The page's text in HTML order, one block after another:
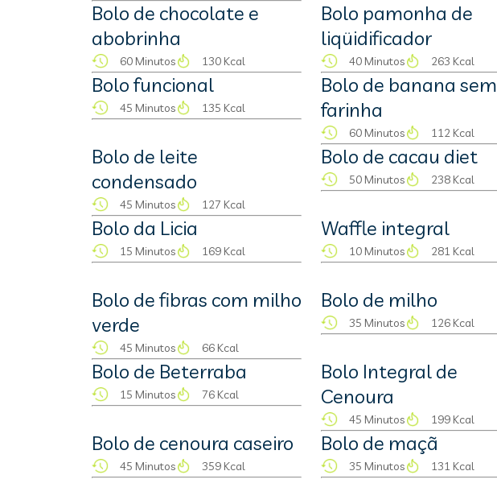
Bolo de chocolate e
abobrinha
60 Minutos 130 Kcal
Bolo pamonha de
liqüidificador
40 Minutos 263 Kcal
Bolo funcional
45 Minutos 135 Kcal
Bolo de banana sem
farinha
60 Minutos 112 Kcal
Bolo de leite
condensado
45 Minutos 127 Kcal
Bolo de cacau diet
50 Minutos 238 Kcal
Bolo da Licia
15 Minutos 169 Kcal
Waffle integral
10 Minutos 281 Kcal
Bolo de fibras com milho
verde
45 Minutos 66 Kcal
Bolo de milho
35 Minutos 126 Kcal
Bolo de Beterraba
15 Minutos 76 Kcal
Bolo Integral de
Cenoura
45 Minutos 199 Kcal
Bolo de cenoura caseiro
45 Minutos 359 Kcal
Bolo de maçã
35 Minutos 131 Kcal